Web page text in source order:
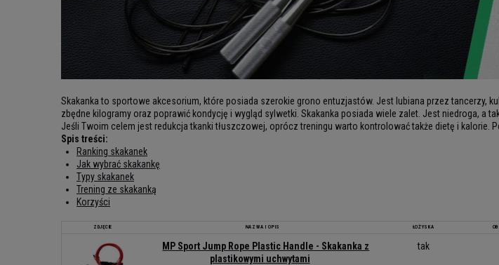
Skakanka to sportowe akcesorium, które posiada szerokie grono entuzjastów. Jest lubiana przez tancerzy,
zbędne kilogramy oraz poprawić kondycję i wygląd sylwetki. Skakanka posiada wiele zalet. Jest niedroga, a
Jeśli Twoim celem jest redukcja tkanki tłuszczowej, oprócz treningu warto kontrolować także dietę i kalorie.
Spis treści:
Ranking skakanek
Jak wybrać skakankę
Typy skakanek
Trening ze skakanką
Korzyści
ZDJĘCIE NAZWA I OPIS ŁOŻYSKA
MP Sport Jump Rope Plastic Handle - Skakanka z
plastikowymi uchwytami
tak